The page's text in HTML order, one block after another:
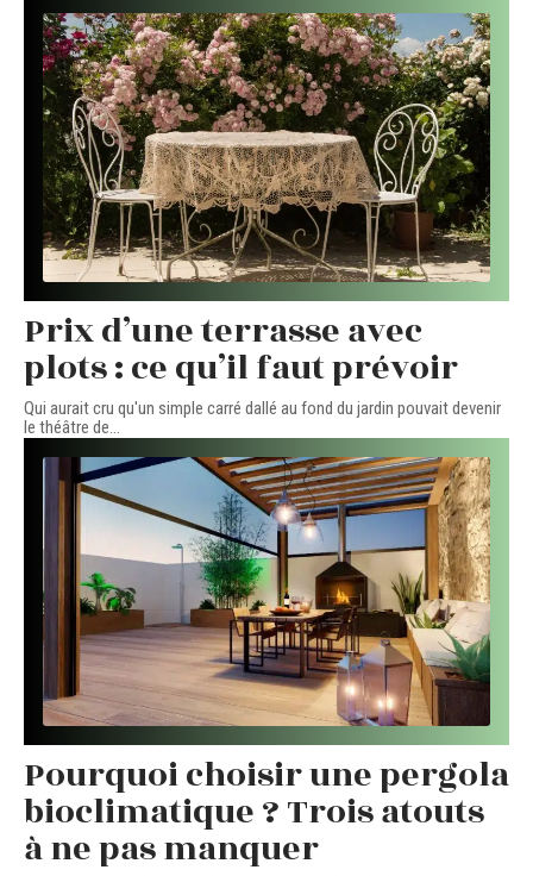
Prix d’une terrasse avec
plots : ce qu’il faut prévoir
Qui aurait cru qu'un simple carré dallé au fond du jardin pouvait devenir
le théâtre de…
Pourquoi choisir une pergola
bioclimatique ? Trois atouts
à ne pas manquer